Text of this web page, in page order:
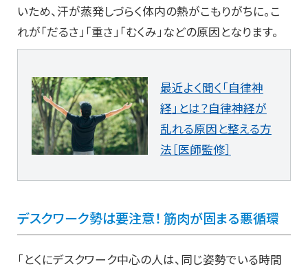
いため、汗が蒸発しづらく体内の熱がこもりがちに。こ
れが「だるさ」「重さ」「むくみ」などの原因となります。
最近よく聞く「自律神
経」とは？自律神経が
乱れる原因と整える方
法［医師監修］
デスクワーク勢は要注意！ 筋肉が固まる悪循環
「とくにデスクワーク中心の人は、同じ姿勢でいる時間